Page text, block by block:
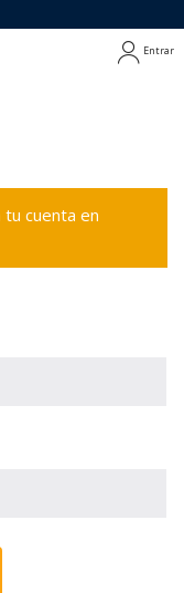
Entrar
cuenta en